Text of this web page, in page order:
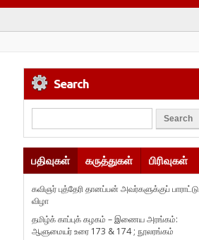
Search
பதிவுகள் கருத்துகள் பிரிவுகள்
கவிஞர் புத்தேரி தானப்பன் அவர்களுக்குப் பாராட்டு
விழா
தமிழ்க் காப்புக் கழகம் – இணைய அரங்கம்:
ஆளுமையர் உரை 173 & 174 ; நூலரங்கம்